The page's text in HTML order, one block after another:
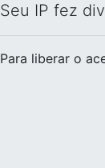
Seu IP fez
Para liberar o